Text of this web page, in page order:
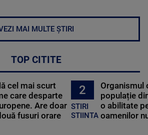
MAI MULTE ȘTIRI
TOP CITITE
cel mai scurt
care desparte
Are doar
fusuri orare
2
STIRI
STIINTA
Organismul
populație
o abilitate
oamenilor